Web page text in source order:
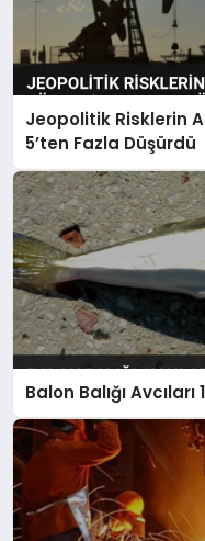
Jeopolitik Risklerin
5’ten Fazla Düşürdü
Balon Balığı